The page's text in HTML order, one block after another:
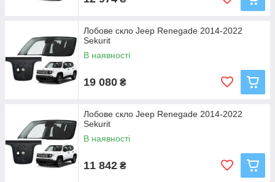
Лобове скло Jeep Renegade 2014-2022
Sekurit
В наявності
19 080 ₴
Лобове скло Jeep Renegade 2014-2022
Sekurit
В наявності
11 842 ₴